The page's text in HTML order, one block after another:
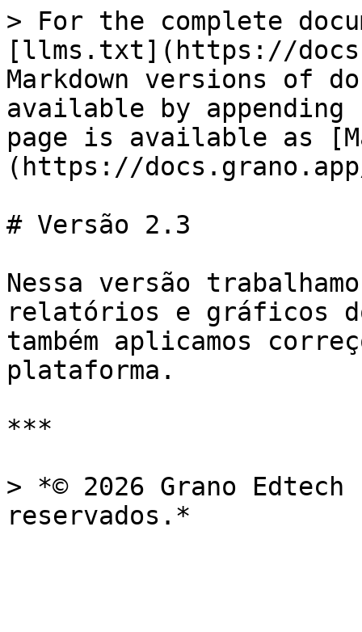
> For the complete
[llms.txt](https://
Markdown versions of
available by
page is available as
(https://
# Versão 2.3
Nessa versão
relatórios e gráficos
também aplicamos
plataforma.
***
> *© 2026 Grano